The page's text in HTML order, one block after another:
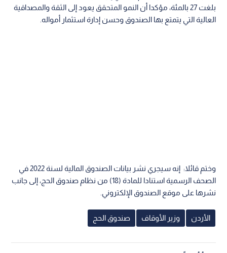
بلغت 27 بالمئة، مؤكدا أن النمو المتحقق يعود إلى الثقة والمصداقية
العالية التي يتمتع بها الصندوق وحسن إدارة استثمار أمواله.
وختم قائلا: إنه سيجري نشر بيانات الصندوق المالية لسنة 2022 في
الصحف الرسمية استنادا للمادة (18) من نظام صندوق الحج، إلى جانب
نشرها على موقع الصندوق الإلكتروني.
الأردن وزير الأوقاف صندوق الحج